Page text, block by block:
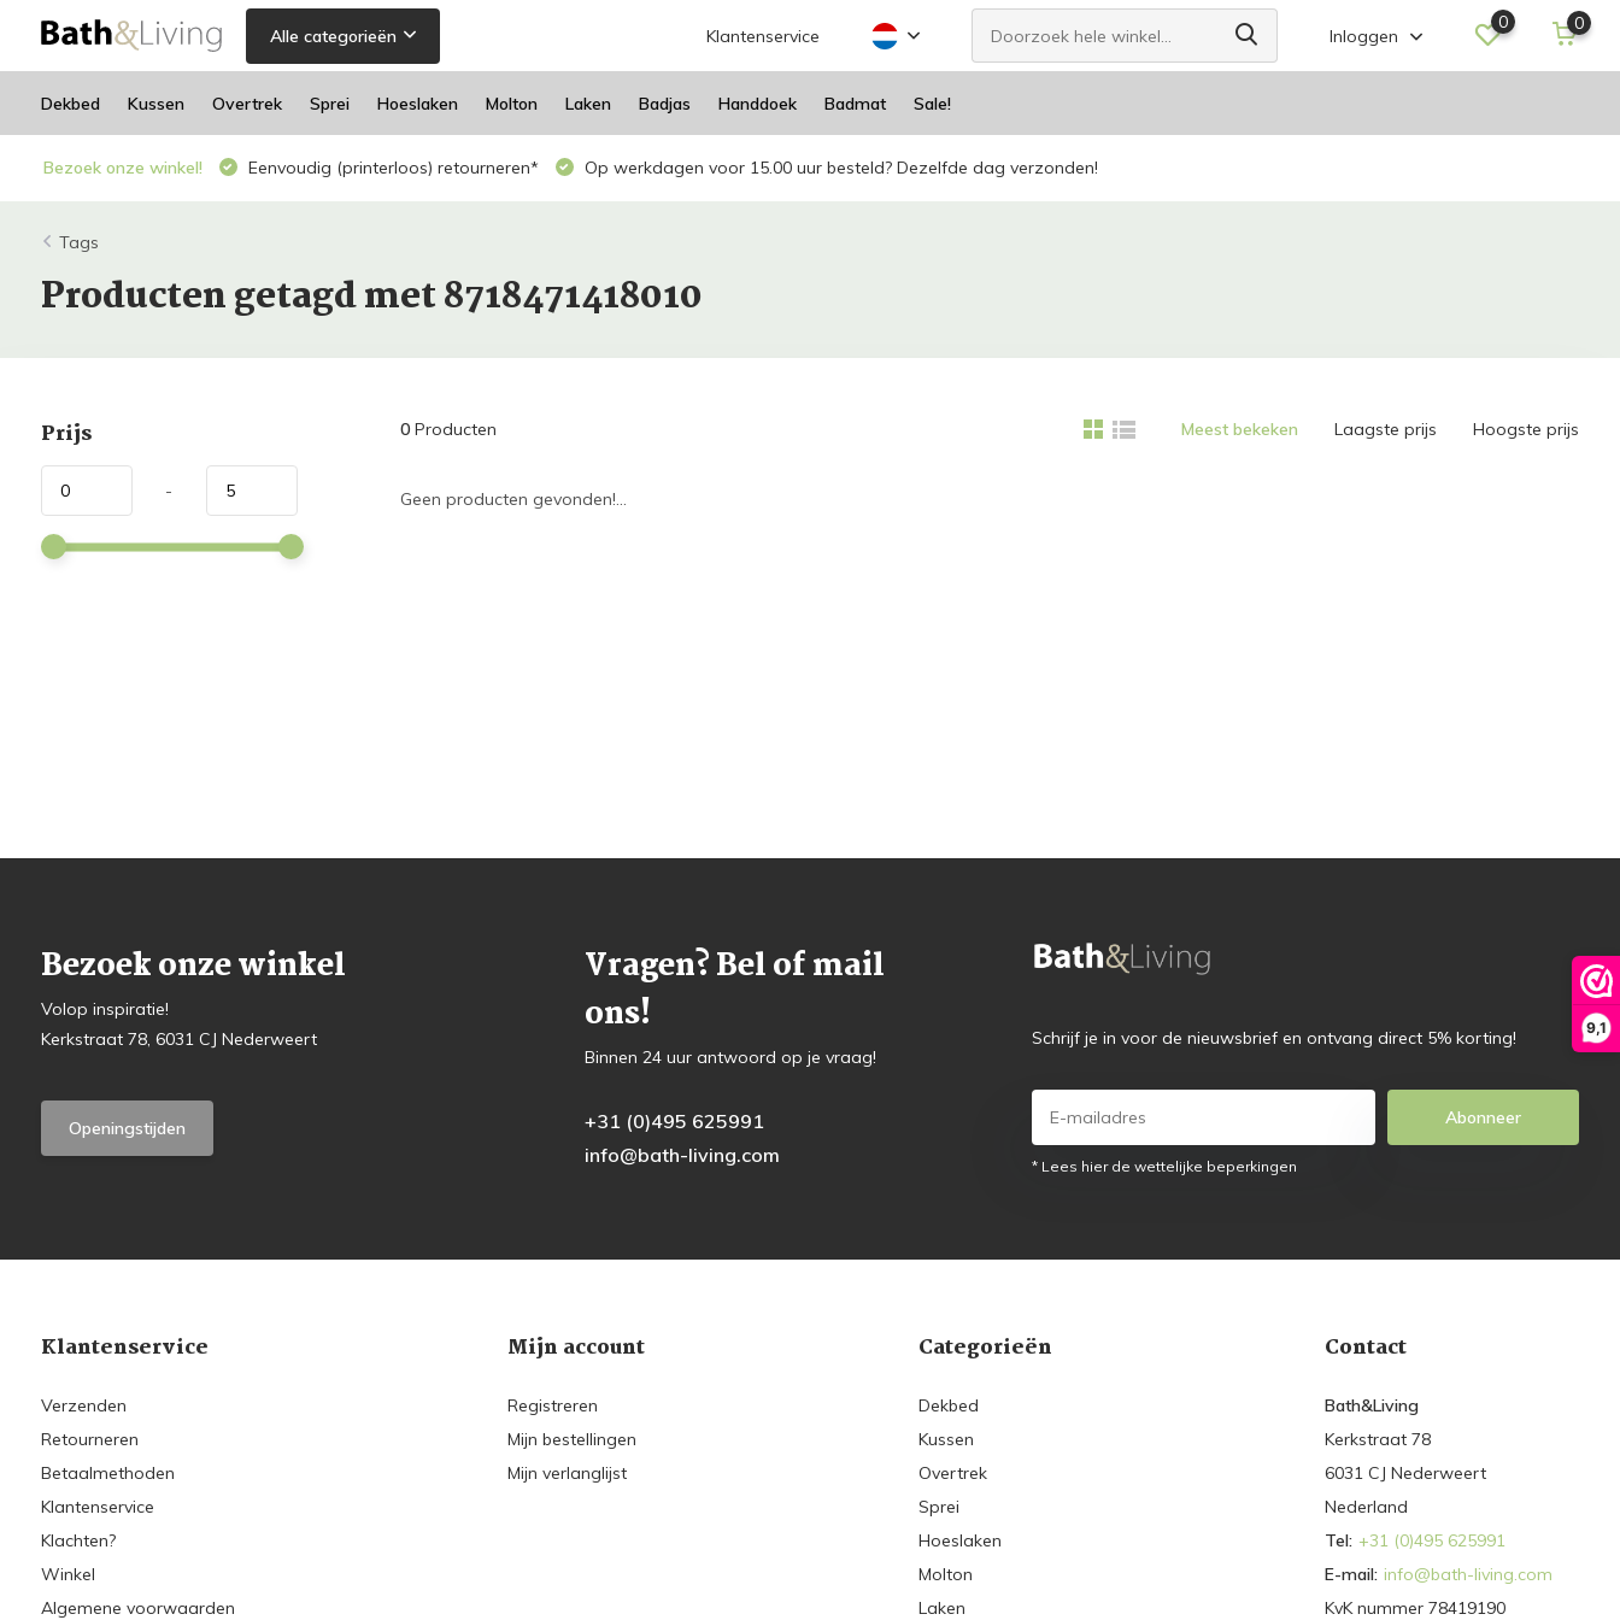
9,1
Alle categorieën Klantenservice Inloggen
0 0
Dekbed Kussen Overtrek Sprei Hoeslaken Molton Laken Badjas Handdoek Badmat Sale!
Bezoek onze winkel! Eenvoudig (printerloos) retourneren* Op werkdagen voor 15.00 uur besteld? Dezelfde dag verzonden!
Tags
Producten getagd met 8718471418010
Prijs
-
0Producten Meest bekeken Laagste prijs Hoogste prijs
Geen producten gevonden!...
Bezoek onze winkel
Volop inspiratie!
Kerkstraat 78, 6031 CJ Nederweert
Openingstijden
Vragen? Bel of mail
ons!
Binnen 24 uur antwoord op je vraag!
+31 (0)495 625991
info@bath-living.com
Schrijf je in voor de nieuwsbrief en ontvang direct 5% korting!
Abonneer
* Lees hier de wettelijke beperkingen
Klantenservice
Verzenden
Retourneren
Betaalmethoden
Klantenservice
Klachten?
Winkel
Algemene voorwaarden
Mijn account
Registreren
Mijn bestellingen
Mijn verlanglijst
Categorieën
Dekbed
Kussen
Overtrek
Sprei
Hoeslaken
Molton
Laken
Contact
Bath&Living
Kerkstraat 78
6031 CJ Nederweert
Nederland
Tel: +31 (0)495 625991
E-mail: info@bath-living.com
KvK nummer 78419190